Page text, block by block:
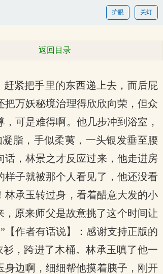
关灯
护眼
返回目录
紧把手里的东西递上去，而后屁
万妖秘境治理得欣欣向荣，但众
可是难得啊。他几步冲到浴室，
脂，手似柔荑，一头银发垂至腰
，林景之才反应过来，他走进房
子就被那个人看见了，他还没看
承玉转过身，看着醋意大发的小
原来师父是故意挑了这个时间让
作者有话说】：感谢支持正版的
，跨进了木桶。林承玉嗔了他一
身边啊，细细帮他摸着胰子，刚开